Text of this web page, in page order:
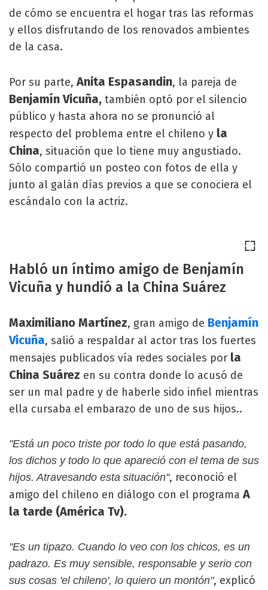
de cómo se encuentra el hogar tras las reformas
y ellos disfrutando de los renovados ambientes
de la casa.
Por su parte,Anita Espasandin, la pareja de
Benjamín Vicuña, también optó por el silencio
público y hasta ahora no se pronunció al
respecto del problema entre el chileno y la
China, situación que lo tiene muy angustiado.
Sólo compartió un posteo con fotos de ella y
junto al galán días previos a que se conociera el
escándalo con la actriz.
Habló un íntimo amigo de Benjamín
Vicuña y hundió a la China Suárez
Maximiliano Martínez, gran amigo de Benjamín
Vicuña, salió a respaldar al actor tras los fuertes
mensajes publicados vía redes sociales por la
China Suárez en su contra donde lo acusó de
ser un mal padre y de haberle sido infiel mientras
ella cursaba el embarazo de uno de sus hijos..
"Está un poco triste por todo lo que está pasando,
los dichos y todo lo que apareció con el tema de sus
hijos. Atravesando esta situación", reconoció el
amigo del chileno en diálogo con el programa A
la tarde (América Tv).
"Es un tipazo. Cuando lo veo con los chicos, es un
padrazo. Es muy sensible, responsable y serio con
sus cosas 'el chileno', lo quiero un montón", explicó